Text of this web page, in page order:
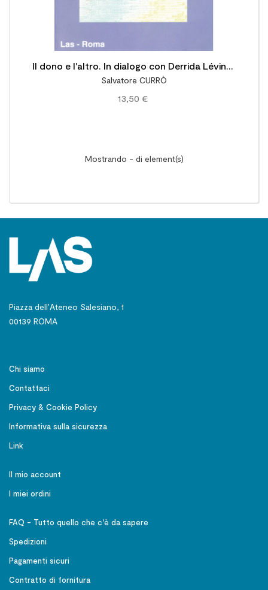
Il dono e l'altro. In dialogo con Derrida Lévinas
e Marion
Salvatore CURRÒ
13,50 €
Mostrando - di element(s)
Piazza dell’Ateneo Salesiano, 1
00139 ROMA
Chi siamo
Contattaci
Privacy & Cookie Policy
Informativa sulla sicurezza
Link
Il mio account
I miei ordini
FAQ - Tutto quello che c'è da sapere
Spedizioni
Pagamenti sicuri
Contratto di fornitura